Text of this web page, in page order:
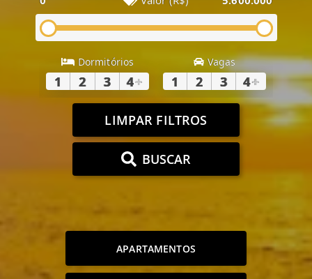
Dormitórios
1 2 3 4+
Vagas
1 2 3 4+
LIMPAR FILTROS
BUSCAR
APARTAMENTOS